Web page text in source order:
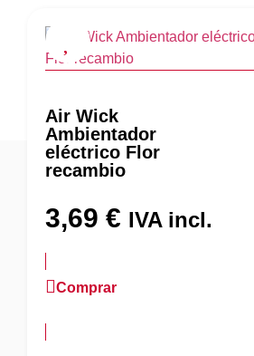
Air Wick
Ambientador
eléctrico Flor
recambio
3,69 € IVA incl.
Comprar